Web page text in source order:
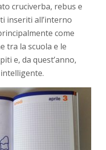
cruciverba, rebus e
inseriti all’interno
come
tra la scuola e le
e, da quest’anno,